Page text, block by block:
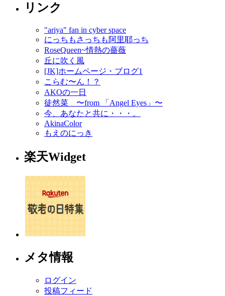
リンク
"ariya" fan in cyber space
にっちもさっちも阿里耶っち
RoseQueen~情熱の薔薇
丘に吹く風
[JK]ホームページ・ブログ1
こらむ〜ん！？
AKOの一日
徒然菜 〜from 「Angel Eyes」〜
今、あなたと共に・・・。
AkinaColor
もえのにっき
楽天Widget
メタ情報
ログイン
投稿フィード